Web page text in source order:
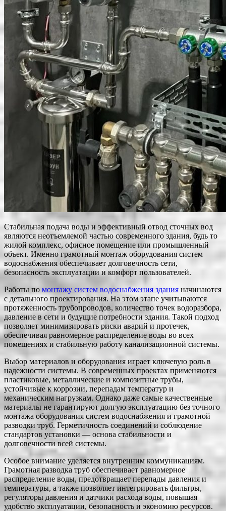
Стабильная подача воды и эффективный отвод сточных вод
являются неотъемлемой частью современного здания, будь то
жилой комплекс, офисное помещение или промышленный
объект. Именно грамотный монтаж оборудования систем
водоснабжения обеспечивает долговечность сети,
безопасность эксплуатации и комфорт пользователей.
Работы по монтажу систем водоснабжения здания начинаются
с детального проектирования. На этом этапе учитываются
протяженность трубопроводов, количество точек водоразбора,
давление в сети и будущие потребности здания. Такой подход
позволяет минимизировать риски аварий и протечек,
обеспечивая равномерное распределение воды во всех
помещениях и стабильную работу канализационной системы.
Выбор материалов и оборудования играет ключевую роль в
надежности системы. В современных проектах применяются
пластиковые, металлические и композитные трубы,
устойчивые к коррозии, перепадам температур и
механическим нагрузкам. Однако даже самые качественные
материалы не гарантируют долгую эксплуатацию без точного
монтажа оборудования систем водоснабжения и грамотной
разводки труб. Герметичность соединений и соблюдение
стандартов установки — основа стабильности и
долговечности всей системы.
Особое внимание уделяется внутренним коммуникациям.
Грамотная разводка труб обеспечивает равномерное
распределение воды, предотвращает перепады давления и
температуры, а также позволяет интегрировать фильтры,
регуляторы давления и датчики расхода воды, повышая
удобство эксплуатации, безопасность и экономию ресурсов.